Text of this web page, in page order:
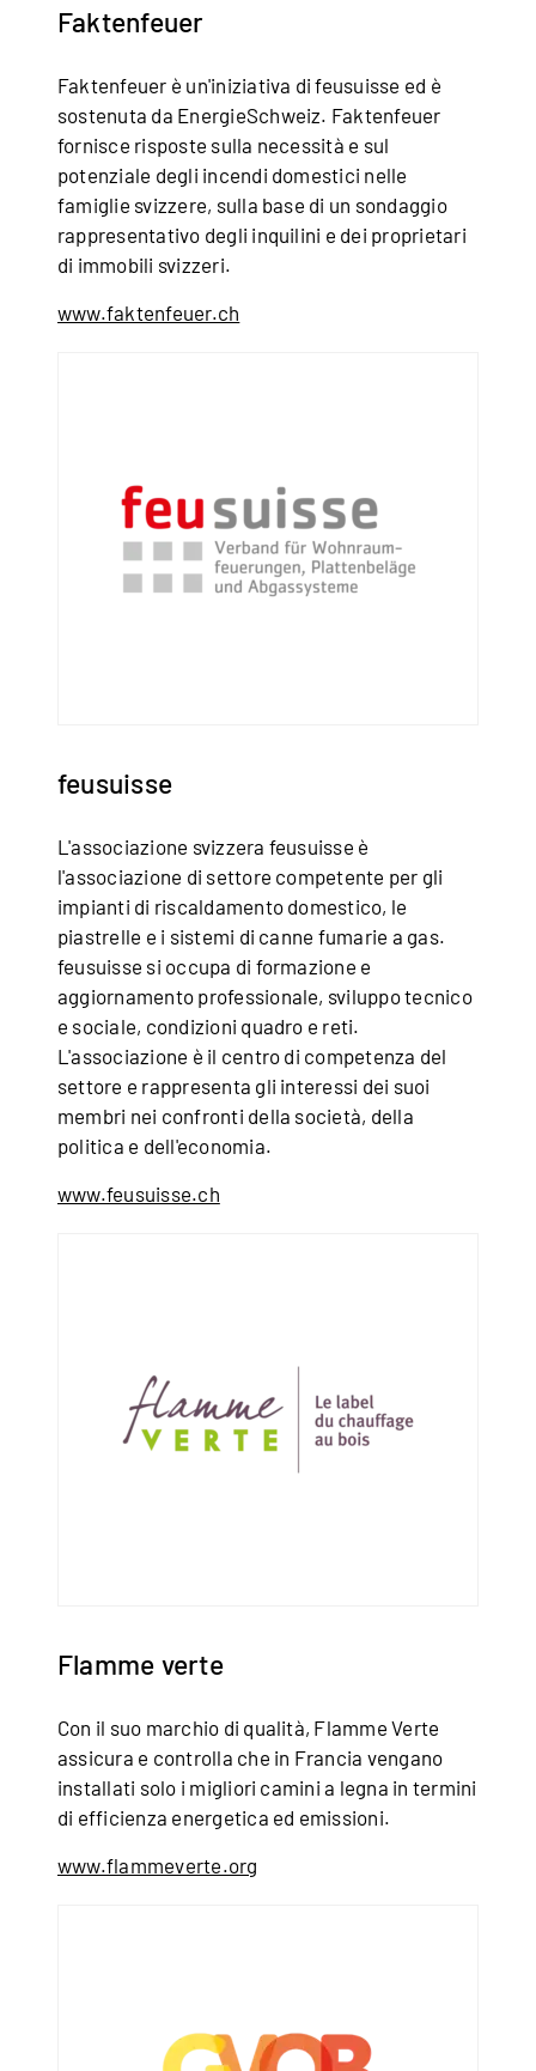
Faktenfeuer
Faktenfeuer è un'iniziativa di feusuisse ed è
sostenuta da EnergieSchweiz. Faktenfeuer
fornisce risposte sulla necessità e sul
potenziale degli incendi domestici nelle
famiglie svizzere, sulla base di un sondaggio
rappresentativo degli inquilini e dei proprietari
di immobili svizzeri.
www.faktenfeuer.ch
feusuisse
L'associazione svizzera feusuisse è
l'associazione di settore competente per gli
impianti di riscaldamento domestico, le
piastrelle e i sistemi di canne fumarie a gas.
feusuisse si occupa di formazione e
aggiornamento professionale, sviluppo tecnico
e sociale, condizioni quadro e reti.
L'associazione è il centro di competenza del
settore e rappresenta gli interessi dei suoi
membri nei confronti della società, della
politica e dell'economia.
www.feusuisse.ch
Flamme verte
Con il suo marchio di qualità, Flamme Verte
assicura e controlla che in Francia vengano
installati solo i migliori camini a legna in termini
di efficienza energetica ed emissioni.
www.flammeverte.org